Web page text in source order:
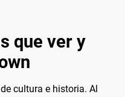
que ver y
cultura e historia. Al